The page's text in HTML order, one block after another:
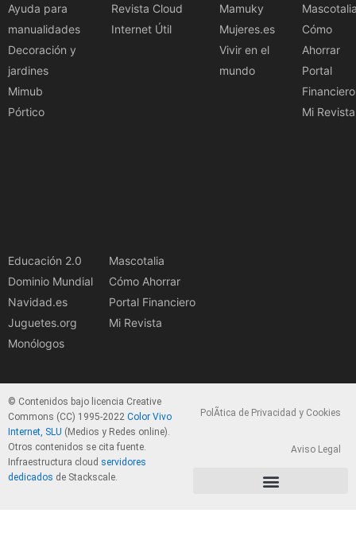
Ayuda para
manualidades
Decoración y
jardines
Mimub
Pórtico
Revista Cloud
Internet Útil
Mamuky
Mujeres.es
Vivir en el
mundo
Cómo
Ahorrar
Portal
Financiero
Mi Revista
Educación 2.0
Dominio Mundial
Navidad.es
Juguetes.org
Monólogos
Mascotalia
Cómo Ahorrar
Portal Financiero
Mi Revista
© Contenidos bajo licencia Creative
Commons (CC) 1995-2022 Color Vivo
Internet, SLU (Medios y Redes online).
Otros contenidos se cita fuente.
Infraestructura cloud servidores
dedicados de Stackscale.
PolÃ­tica de Privacidad y Cookies
Aviso Legal